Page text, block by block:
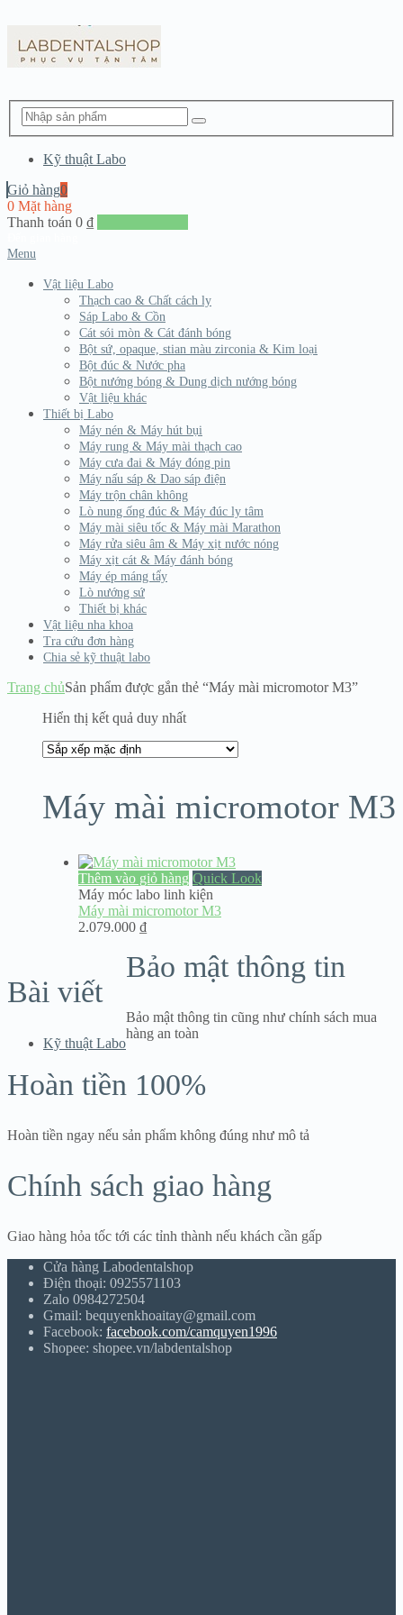
Kỹ thuật Labo
Giỏ hàng0
0 Mặt hàng
Thanh toán 0 ₫
Menu
Vật liệu Labo
Thạch cao & Chất cách ly
Sáp Labo & Cồn
Cát sói mòn & Cát đánh bóng
Bột sứ, opaque, stian màu zirconia & Kim loại
Bột đúc & Nước pha
Bột nướng bóng & Dung dịch nướng bóng
Vật liệu khác
Thiết bị Labo
Máy nén & Máy hút bụi
Máy rung & Máy mài thạch cao
Máy cưa đai & Máy đóng pin
Máy nấu sáp & Dao sáp điện
Máy trộn chân không
Lò nung ống đúc & Máy đúc ly tâm
Máy mài siêu tốc & Máy mài Marathon
Máy rửa siêu âm & Máy xịt nước nóng
Máy xịt cát & Máy đánh bóng
Máy ép máng tẩy
Lò nướng sứ
Thiết bị khác
Vật liệu nha khoa
Tra cứu đơn hàng
Chia sẻ kỹ thuật labo
Trang chủSản phẩm được gắn thẻ “Máy mài micromotor M3”
Hiển thị kết quả duy nhất
Máy mài micromotor M3
Thêm vào giỏ hàng Quick Look
Máy móc labo linh kiện
Máy mài micromotor M3
2.079.000 ₫
Bài viết
Kỹ thuật Labo
Bảo mật thông tin
Bảo mật thông tin cũng như chính sách mua
hàng an toàn
Hoàn tiền 100%
Hoàn tiền ngay nếu sản phẩm không đúng như mô tả
Chính sách giao hàng
Giao hàng hỏa tốc tới các tỉnh thành nếu khách cần gấp
Cửa hàng Labodentalshop
Điện thoại: 0925571103
Zalo 0984272504
Gmail: bequyenkhoaitay@gmail.com
Facebook: facebook.com/camquyen1996
Shopee: shopee.vn/labdentalshop